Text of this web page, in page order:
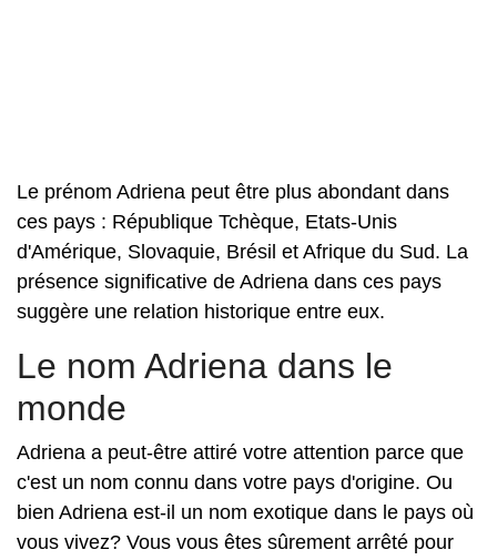
Le prénom Adriena peut être plus abondant dans
ces pays : République Tchèque, Etats-Unis
d'Amérique, Slovaquie, Brésil et Afrique du Sud. La
présence significative de Adriena dans ces pays
suggère une relation historique entre eux.
Le nom Adriena dans le
monde
Adriena a peut-être attiré votre attention parce que
c'est un nom connu dans votre pays d'origine. Ou
bien Adriena est-il un nom exotique dans le pays où
vous vivez? Vous vous êtes sûrement arrêté pour